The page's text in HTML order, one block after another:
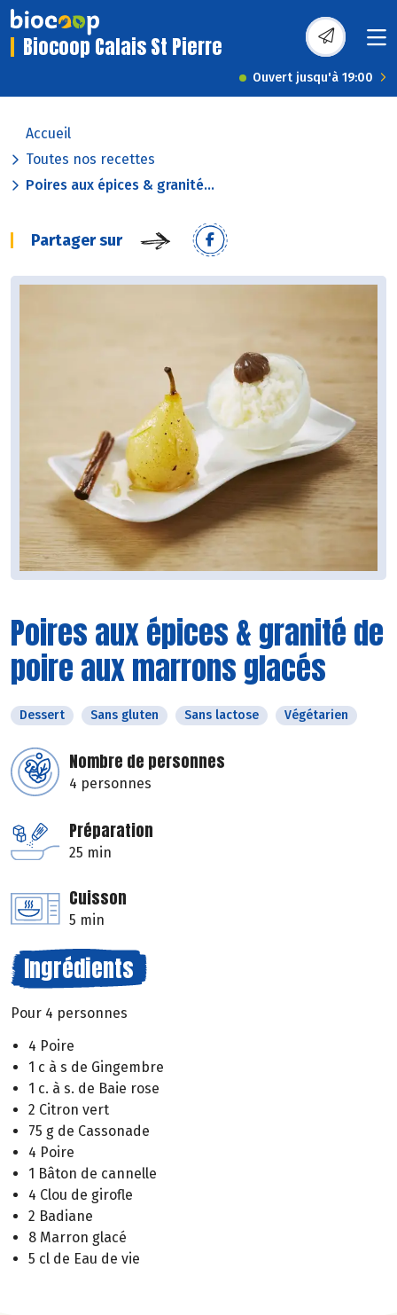
Biocoop Calais St Pierre
Ouvert jusqu'à 19:00
Accueil
Toutes nos recettes
Poires aux épices & granité...
Partager sur
Poires aux épices & granité de
poire aux marrons glacés
Dessert Sans gluten Sans lactose Végétarien
Nombre de personnes
4 personnes
Préparation
25 min
Cuisson
5 min
Ingrédients
Pour 4 personnes
4 Poire
1 c à s de Gingembre
1 c. à s. de Baie rose
2 Citron vert
75 g de Cassonade
4 Poire
1 Bâton de cannelle
4 Clou de girofle
2 Badiane
8 Marron glacé
5 cl de Eau de vie